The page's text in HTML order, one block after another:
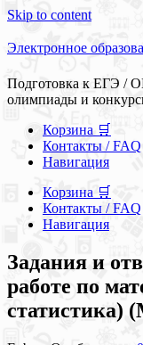
Skip to content
Электронное
Подготовка к ЕГЭ /
олимпиады и
Корзина 🛒
Контакты / FAQ
Навигация
Корзина 🛒
Контакты / FAQ
Навигация
Задания и
работе по
статистика)